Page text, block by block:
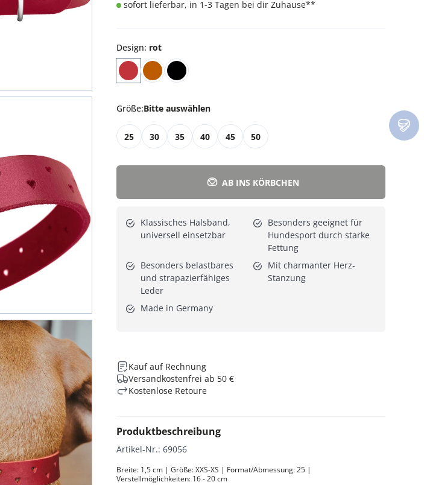
sofort lieferbar, in 1-3 Tagen bei dir Zuhause**
Design: rot
Größe:Bitte auswählen
25 30 35 40 45 50
AB INS KÖRBCHEN
Klassisches Halsband,
universell einsetzbar
Besonders geeignet für
Hundesport durch starke
Fettung
Besonders belastbares
und strapazierfähiges
Leder
Mit charmanter Herz-
Stanzung
Made in Germany
Kauf auf Rechnung
Versandkostenfrei ab 50 €
Kostenlose Retoure
Produktbeschreibung
Artikel-Nr.: 69056
Breite: 1,5 cm | Größe: XXS-XS | Format/Abmessung: 25 |
Verstellmöglichkeiten: 16 - 20 cm